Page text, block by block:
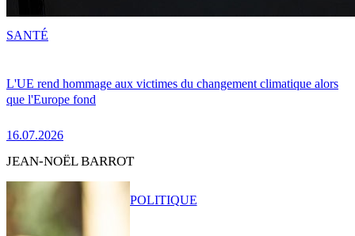
L'UE rend hommage aux victimes du changement climatique alors
que l'Europe fond
16.07.2026
SANTÉ
JEAN-NOËL BARROT
POLITIQUE